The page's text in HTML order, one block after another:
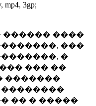
mp4, 3gp;
������ ����
���
�
��� ��
�������
�� � �����